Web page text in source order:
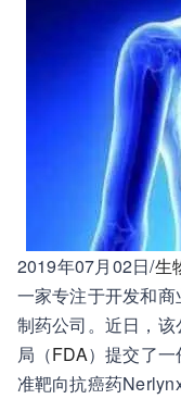
2019年07月02日/生
一家专注于开发和
制药公司。近日，
局（FDA）提交了
准靶向抗癌药